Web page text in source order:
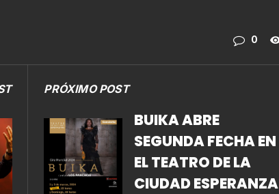
0
PRÓXIMO POST
BUIKA ABRE
SEGUNDA FECHA EN
EL TEATRO DE LA
CIUDAD ESPERANZA